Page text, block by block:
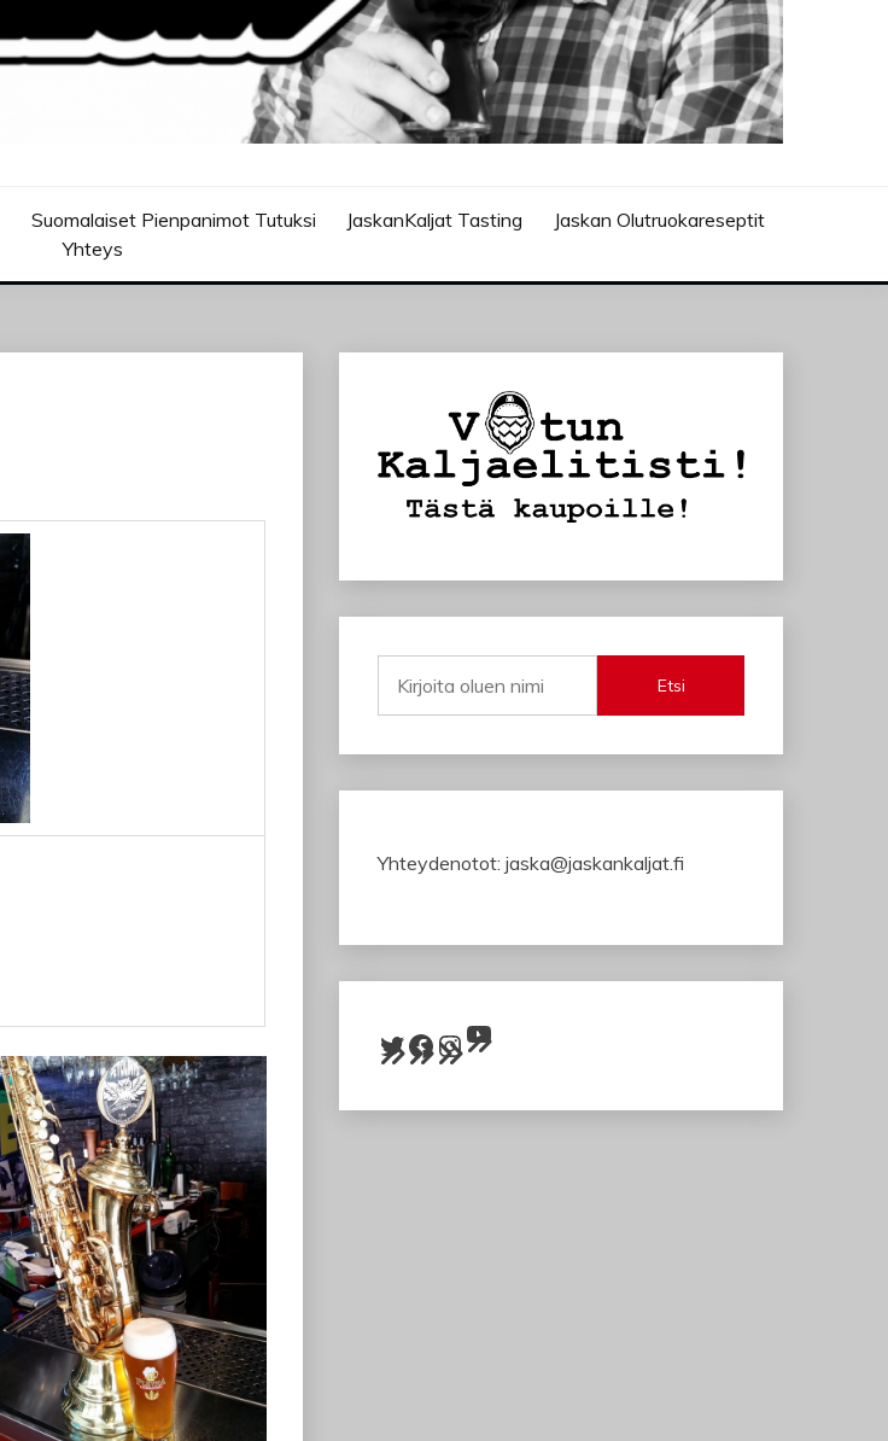
Suomalaiset Pienpanimot Tutuksi JaskanKaljat Tasting
Jaskan Olutruokareseptit
Yhteys
Etsi
Yhteydenotot: jaska@jaskankaljat.fi
Twitter Facebook InstagramYouTube